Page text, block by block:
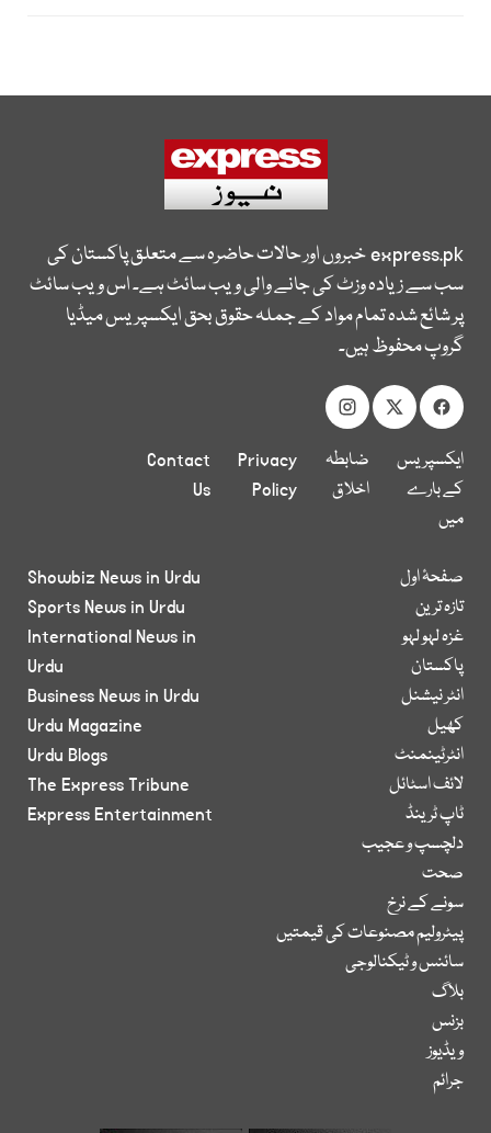
express.pkخبروں اور حالات حاضرہ سے متعلق پاکستان کی
سب سے زیادہ وزٹ کی جانے والی ویب سائٹ ہے۔ اس ویب سائٹ
پر شائع شدہ تمام مواد کے جملہ حقوق بحق ایکسپریس میڈیا
گروپ محفوظ ہیں۔
ایکسپریس
کے بارے
میں
ضابطہ
اخلاق
Privacy
Policy
Contact
Us
صفحۂ اول
تازہ ترین
غزہ لہو لہو
پاکستان
انٹر نیشنل
کھیل
انٹرٹینمنٹ
لائف اسٹائل
ٹاپ ٹرینڈ
دلچسپ و عجیب
صحت
سونے کے نرخ
پیٹرولیم مصنوعات کی قیمتیں
سائنس و ٹیکنالوجی
بلاگ
بزنس
ویڈیوز
جرائم
Showbiz News in Urdu
Sports News in Urdu
International News in
Urdu
Business News in Urdu
Urdu Magazine
Urdu Blogs
The Express Tribune
Express Entertainment